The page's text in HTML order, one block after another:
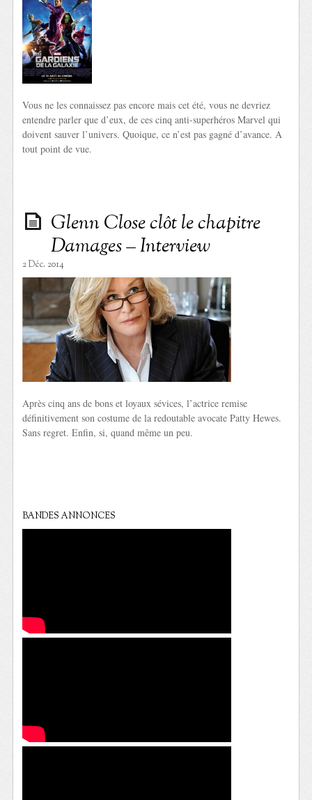
Vous ne les connaissez pas encore mais cet été, vous ne devriez
entendre parler que d’eux, de ces cinq anti-superhéros Marvel qui
doivent sauver l’univers. Quoique, ce n’est pas gagné d’avance. A
tout point de vue.
Glenn Close clôt le chapitre
Damages – Interview
2 Déc. 2014
Après cinq ans de bons et loyaux sévices, l’actrice remise
définitivement son costume de la redoutable avocate Patty Hewes.
Sans regret. Enfin, si, quand même un peu.
BANDES ANNONCES